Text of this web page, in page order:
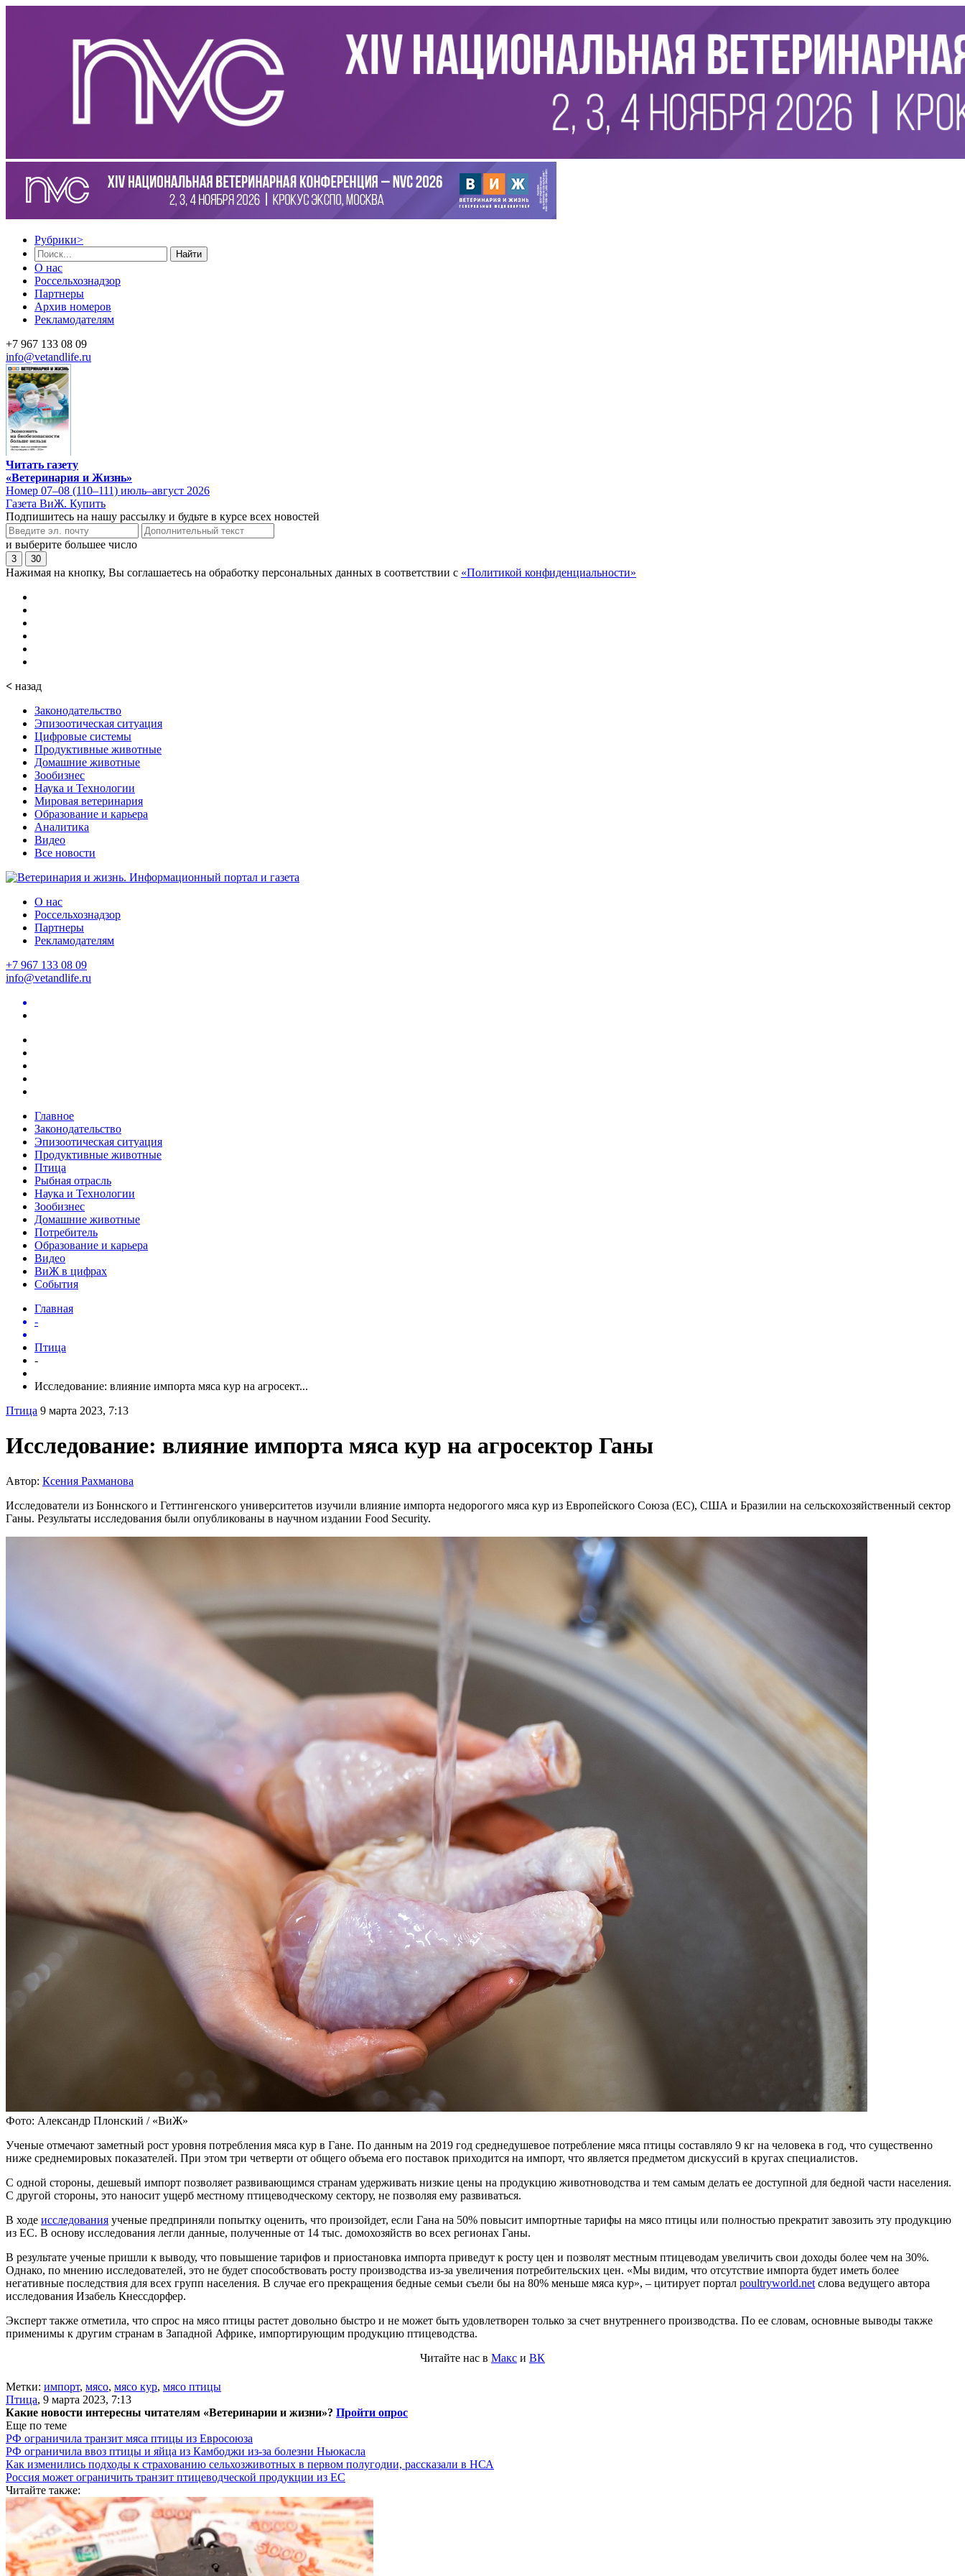
Рубрики>
Найти
О нас
Россельхознадзор
Партнеры
Архив номеров
Рекламодателям
+7 967 133 08 09
info@vetandlife.ru
Читать газету
«Ветеринария и Жизнь»
Номер 07–08 (110–111) июль–август 2026
Газета ВиЖ. Купить
Подпишитесь на нашу рассылку и будьте в курсе всех новостей
и выберите большее число
3 30
Нажимая на кнопку, Вы соглашаетесь на обработку персональных данных в соответствии с «Политикой конфиденциальности»
< назад
Законодательство
Эпизоотическая ситуация
Цифровые системы
Продуктивные животные
Домашние животные
Зообизнес
Наука и Технологии
Мировая ветеринария
Образование и карьера
Аналитика
Видео
Все новости
О нас
Россельхознадзор
Партнеры
Рекламодателям
+7 967 133 08 09
info@vetandlife.ru
Главное
Законодательство
Эпизоотическая ситуация
Продуктивные животные
Птица
Рыбная отрасль
Наука и Технологии
Зообизнес
Домашние животные
Потребитель
Образование и карьера
Видео
ВиЖ в цифрах
События
Главная
-
Птица
-
Исследование: влияние импорта мяса кур на агросект...
Птица 9 марта 2023, 7:13
Исследование: влияние импорта мяса кур на агросектор Ганы
Автор: Ксения Рахманова
Исследователи из Боннского и Геттингенского университетов изучили влияние импорта недорогого мяса кур из Европейского Союза (ЕС), США и Бразилии на сельскохозяйственный сектор
Ганы. Результаты исследования были опубликованы в научном издании Food Security.
Фото: Александр Плонский / «ВиЖ»
Ученые отмечают заметный рост уровня потребления мяса кур в Гане. По данным на 2019 год среднедушевое потребление мяса птицы составляло 9 кг на человека в год, что существенно
ниже среднемировых показателей. При этом три четверти от общего объема его поставок приходится на импорт, что является предметом дискуссий в кругах специалистов.
С одной стороны, дешевый импорт позволяет развивающимся странам удерживать низкие цены на продукцию животноводства и тем самым делать ее доступной для бедной части населения.
С другой стороны, это наносит ущерб местному птицеводческому сектору, не позволяя ему развиваться.
В ходе исследования ученые предприняли попытку оценить, что произойдет, если Гана на 50% повысит импортные тарифы на мясо птицы или полностью прекратит завозить эту продукцию
из ЕС. В основу исследования легли данные, полученные от 14 тыс. домохозяйств во всех регионах Ганы.
В результате ученые пришли к выводу, что повышение тарифов и приостановка импорта приведут к росту цен и позволят местным птицеводам увеличить свои доходы более чем на 30%.
Однако, по мнению исследователей, это не будет способствовать росту производства из-за увеличения потребительских цен. «Мы видим, что отсутствие импорта будет иметь более
негативные последствия для всех групп населения. В случае его прекращения бедные семьи съели бы на 80% меньше мяса кур», – цитирует портал poultryworld.net слова ведущего автора
исследования Изабель Кнессдорфер.
Эксперт также отметила, что спрос на мясо птицы растет довольно быстро и не может быть удовлетворен только за счет внутреннего производства. По ее словам, основные выводы также
применимы к другим странам в Западной Африке, импортирующим продукцию птицеводства.
Читайте нас в Макс и ВК
Метки: импорт, мясо, мясо кур, мясо птицы
Птица, 9 марта 2023, 7:13
Какие новости интересны читателям «Ветеринарии и жизни»? Пройти опрос
Еще по теме
РФ ограничила транзит мяса птицы из Евросоюза
РФ ограничила ввоз птицы и яйца из Камбоджи из-за болезни Ньюкасла
Как изменились подходы к страхованию сельхозживотных в первом полугодии, рассказали в НСА
Россия может ограничить транзит птицеводческой продукции из ЕС
Читайте также: